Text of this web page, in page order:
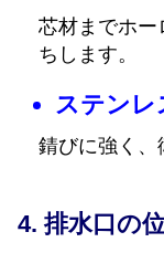
芯材までホー
ちします。
ステンレ
錆びに強く、
排水口の